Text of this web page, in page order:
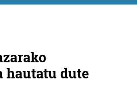
hautatu dute